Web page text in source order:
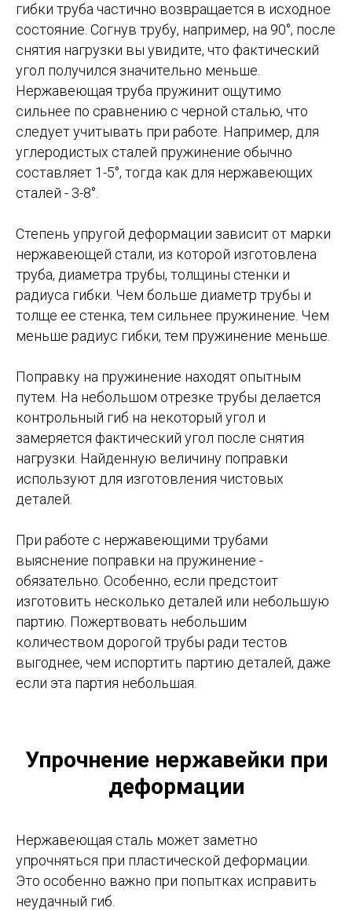
гибки труба частично возвращается в исходное
состояние. Согнув трубу, например, на 90°, после
снятия нагрузки вы увидите, что фактический
угол получился значительно меньше.
Нержавеющая труба пружинит ощутимо
сильнее по сравнению с черной сталью, что
следует учитывать при работе. Например, для
углеродистых сталей пружинение обычно
составляет 1-5°, тогда как для нержавеющих
сталей - 3-8°.
Степень упругой деформации зависит от марки
нержавеющей стали, из которой изготовлена
труба, диаметра трубы, толщины стенки и
радиуса гибки. Чем больше диаметр трубы и
толще ее стенка, тем сильнее пружинение. Чем
меньше радиус гибки, тем пружинение меньше.
Поправку на пружинение находят опытным
путем. На небольшом отрезке трубы делается
контрольный гиб на некоторый угол и
замеряется фактический угол после снятия
нагрузки. Найденную величину поправки
используют для изготовления чистовых
деталей.
При работе с нержавеющими трубами
выяснение поправки на пружинение -
обязательно. Особенно, если предстоит
изготовить несколько деталей или небольшую
партию. Пожертвовать небольшим
количеством дорогой трубы ради тестов
выгоднее, чем испортить партию деталей, даже
если эта партия небольшая.
Упрочнение нержавейки при
деформации
Нержавеющая сталь может заметно
упрочняться при пластической деформации.
Это особенно важно при попытках исправить
неудачный гиб.